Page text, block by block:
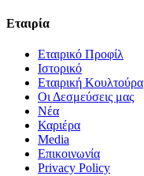
Εταιρία
Εταιρικό Προφίλ
Ιστορικό
Εταιρική Κουλτούρα
Οι Δεσμεύσεις μας
Νέα
Καριέρα
Media
Επικοινωνία
Privacy Policy